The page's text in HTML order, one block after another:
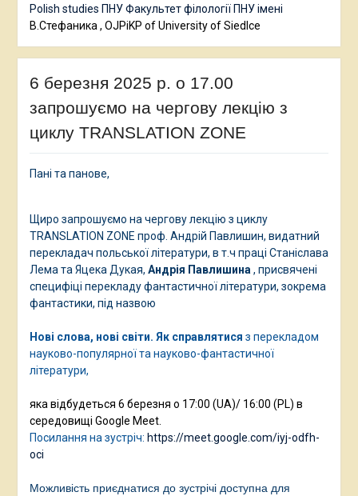
Polish studies ПНУ Факультет філології ПНУ імені
В.Стефаника , OJPiKP of University of Siedlce
6 березня 2025 р. о 17.00
запрошуємо на чергову лекцію з
циклу TRANSLATION ZONE
Пані та панове,
Щиро запрошуємо на чергову лекцію з циклу
TRANSLATION ZONE проф. Андрій Павлишин, видатний
перекладач польської літератури, в т.ч праці Станіслава
Лема та Яцека Дукая, Андрія Павлишина, присвячені
специфіці перекладу фантастичної літератури, зокрема
фантастики, під назвою
Нові слова, нові світи. Як справлятися з перекладом
науково-популярної та науково-фантастичної
літератури,
яка відбудеться 6 березня о 17:00 (UA)/ 16:00 (PL) в
середовищі Google Meet.
Посилання на зустріч: https://meet.google.com/iyj-odfh-
oci
Можливість приєднатися до зустрічі доступна для